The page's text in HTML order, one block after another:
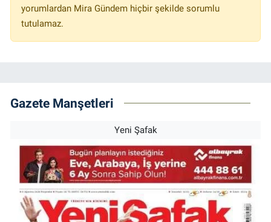
yorumlardan Mira Gündem hiçbir şekilde sorumlu
tutulamaz.
Gazete Manşetleri
Yeni Şafak